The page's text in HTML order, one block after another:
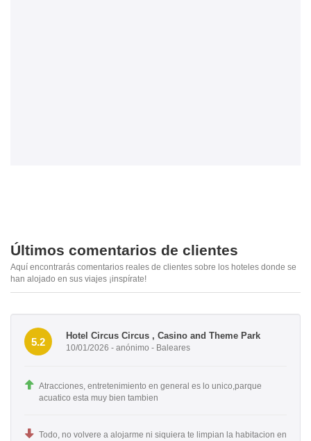
Últimos comentarios de clientes
Aquí encontrarás comentarios reales de clientes sobre los hoteles donde se
han alojado en sus viajes ¡inspírate!
5.2
Hotel Circus Circus , Casino and Theme Park
10/01/2026 - anónimo - Baleares
Atracciones, entretenimiento en general es lo unico,parque
acuatico esta muy bien tambien
Todo, no volvere a alojarme ni siquiera te limpian la habitacion en